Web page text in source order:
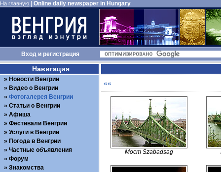
На главную Online daily newspaper in Hungary
Входи регистрация
««
Мост Szabadsag
Навигация
Новости Венгрии
Видео о Венгрии
Фотогалерея Венгрии
Статьи о Венгрии
Афиша
Фестивали Венгрии
Услуги в Венгрии
Погода в Венгрии
Частные объявления
Форум
Знакомства